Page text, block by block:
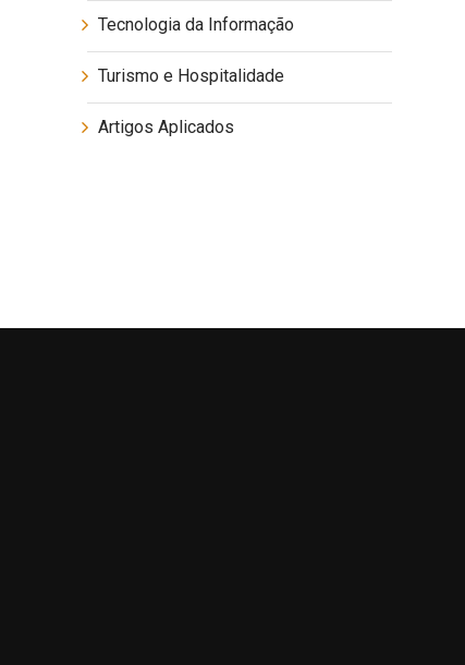
Tecnologia da Informação
Turismo e Hospitalidade
Artigos Aplicados